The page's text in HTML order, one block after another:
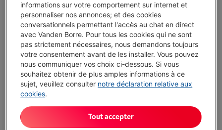
Apple iPads
Click&Collect en 30 min
Garantie du prix le plus bas
Un service après-vente sans pareil
informations sur votre comportement sur internet et
personnaliser nos annonces; et des cookies
conversationnels permettant l'accès au chat en direct
avec Vanden Borre. Pour tous les cookies qui ne sont
pas strictement nécessaires, nous demandons toujours
votre consentement avant de les installer. Vous pouvez
nous communiquer vos choix ci-dessous. Si vous
souhaitez obtenir de plus amples informations à ce
sujet, veuillez consulter notre déclaration relative aux
cookies.
Tout accepter